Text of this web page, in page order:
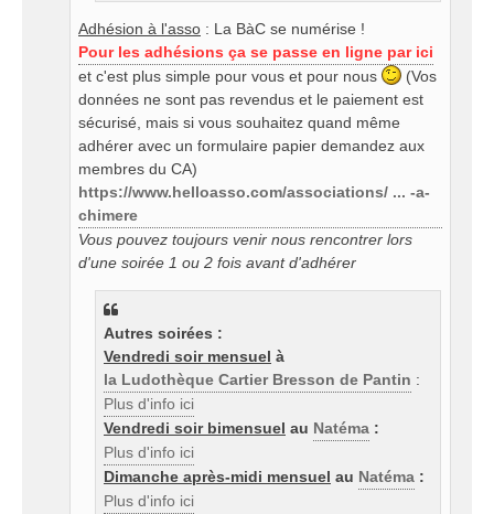
Adhésion à l'asso : La BàC se numérise !
Pour les adhésions ça se passe en ligne par ici
et c'est plus simple pour vous et pour nous
(Vos
données ne sont pas revendus et le paiement est
sécurisé, mais si vous souhaitez quand même
adhérer avec un formulaire papier demandez aux
membres du CA)
https://www.helloasso.com/associations/ ... -a-
chimere
Vous pouvez toujours venir nous rencontrer lors
d'une soirée 1 ou 2 fois avant d'adhérer
Autres soirées :
Vendredi soir mensuel à
la Ludothèque Cartier Bresson de Pantin :
Plus d'info ici
Vendredi soir bimensuel au Natéma :
Plus d'info ici
Dimanche après-midi mensuel au Natéma :
Plus d'info ici